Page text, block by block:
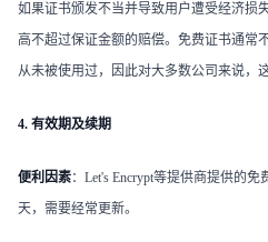
如果证书颁发不当并导致用户遭受经济损
高不超过保证金额的赔偿。免费证书通常
从未被使用过，因此对大多数公司来说，
4. 有效期及续期
便利因素​：Let's Encrypt等提供商提供的
天，需要经常更新。